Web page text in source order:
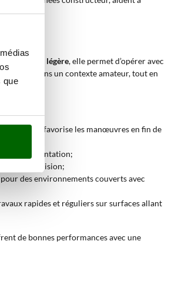
que
et légère, elle permet d’opérer avec
dans un contexte amateur, tout en
réduit favorise les manœuvres en fin de
ou à la plantation;
de précision;
des environnements couverts avec
rapides et réguliers sur surfaces allant
de bonnes performances avec une